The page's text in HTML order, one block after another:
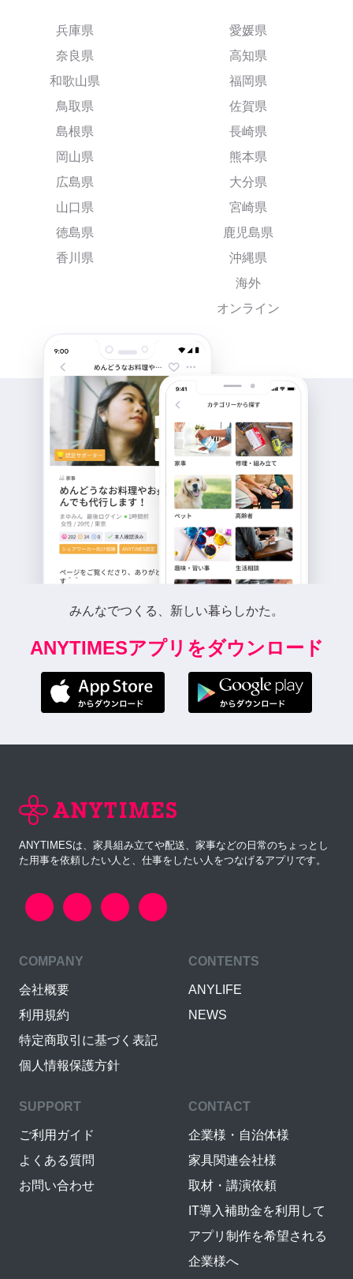
兵庫県
奈良県
和歌山県
鳥取県
島根県
岡山県
広島県
山口県
徳島県
香川県
愛媛県
高知県
福岡県
佐賀県
長崎県
熊本県
大分県
宮崎県
鹿児島県
沖縄県
海外
オンライン
みんなでつくる、新しい暮らしかた。
ANYTIMESアプリをダウンロード
ANYTIMESは、家具組み立てや配送、家事などの日常のちょっとし
た用事を依頼したい人と、仕事をしたい人をつなげるアプリです。
COMPANY
会社概要
利用規約
特定商取引に基づく表記
個人情報保護方針
CONTENTS
ANYLIFE
NEWS
SUPPORT
ご利用ガイド
よくある質問
お問い合わせ
CONTACT
企業様・自治体様
家具関連会社様
取材・講演依頼
IT導入補助金を利用して
アプリ制作を希望される
企業様へ